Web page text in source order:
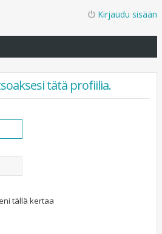
Kirjaudu sisään
tätä profiilia.
tällä kertaa